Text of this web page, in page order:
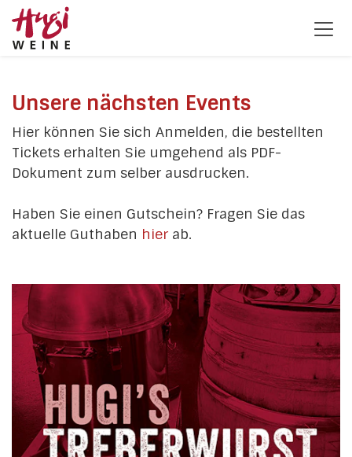
Unsere nächsten Events
Hier können Sie sich Anmelden, die bestellten
Tickets erhalten Sie umgehend als PDF-
Dokument zum selber ausdrucken.
Haben Sie einen Gutschein? Fragen Sie das
aktuelle Guthaben hier ab.